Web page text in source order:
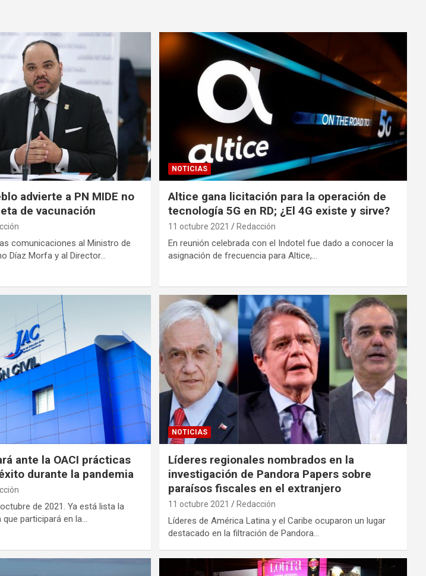
advierte a PN MIDE no
de vacunación
comunicaciones al Ministro de
Díaz Morfa y al Director…
NOTICIAS
Altice gana licitación para la operación de
tecnología 5G en RD; ¿El 4G existe y sirve?
11 octubre 2021 Redacción
En reunión celebrada con el Indotel fue dado a conocer la
asignación de frecuencia para Altice,…
ante la OACI prácticas
durante la pandemia
de 2021. Ya está lista la
participará en la…
NOTICIAS
Líderes regionales nombrados en la
investigación de Pandora Papers sobre
paraísos fiscales en el extranjero
11 octubre 2021 Redacción
Líderes de América Latina y el Caribe ocuparon un lugar
destacado en la filtración de Pandora…